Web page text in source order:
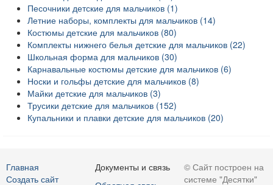
Песочники детские для мальчиков (1)
Летние наборы, комплекты для мальчиков (14)
Костюмы детские для мальчиков (80)
Комплекты нижнего белья детские для мальчиков (22)
Школьная форма для мальчиков (30)
Карнавальные костюмы детские для мальчиков (6)
Носки и гольфы детские для мальчиков (8)
Майки детские для мальчиков (3)
Трусики детские для мальчиков (152)
Купальники и плавки детские для мальчиков (20)
Главная
Создать сайт
Документы и связь
© Сайт построен на
системе "Десятки"